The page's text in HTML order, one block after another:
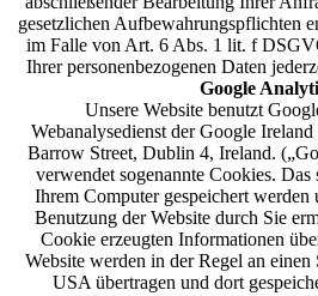
gesetzlichen Aufbewahrungspflichten
im Falle von Art. 6 Abs. 1 lit. f
Ihrer personenbezogenen Daten
Google
Unsere Website benutzt
Webanalysedienst der Google
Barrow Street, Dublin 4, Ireland.
verwendet sogenannte Cookies.
Ihrem Computer gespeichert werden
Benutzung der Website durch Sie
Cookie erzeugten Informationen
Website werden in der Regel an
USA übertragen und dort